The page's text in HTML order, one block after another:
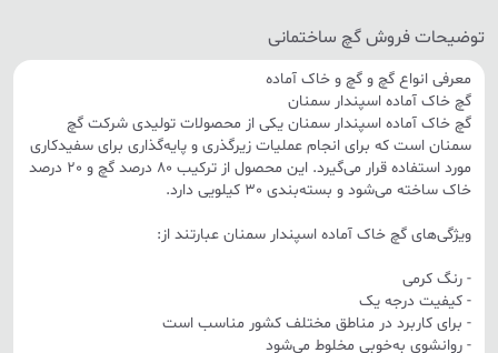
توضیحات فروش گچ ساختمانی
معرفی انواع گچ و گچ و خاک آماده
گچ خاک آماده اسپندار سمنان
گچ خاک آماده اسپندار سمنان یکی از محصولات تولیدی شرکت گچ
سمنان است که برای انجام عملیات زیرگذری و پایه‌گذاری برای سفیدکاری
مورد استفاده قرار می‌گیرد. این محصول از ترکیب 80 درصد گچ و 20 درصد
خاک ساخته می‌شود و بسته‌بندی 30 کیلویی دارد.
ویژگی‌های گچ خاک آماده اسپندار سمنان عبارتند از:
- رنگ کرمی
- کیفیت درجه یک
- برای کاربرد در مناطق مختلف کشور مناسب است
- روانشوی به‌خوبی مخلوط می‌شود